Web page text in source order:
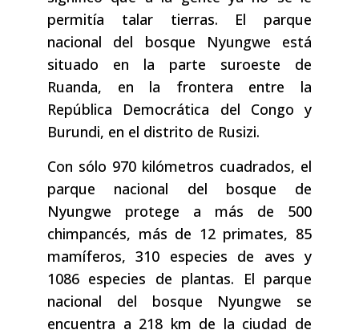
permitía talar tierras. El parque
nacional del bosque Nyungwe está
situado en la parte suroeste de
Ruanda, en la frontera entre la
República Democrática del Congo y
Burundi, en el distrito de Rusizi.
Con sólo 970 kilómetros cuadrados, el
parque nacional del bosque de
Nyungwe protege a más de 500
chimpancés, más de 12 primates, 85
mamíferos, 310 especies de aves y
1086 especies de plantas. El parque
nacional del bosque Nyungwe se
encuentra a 218 km de la ciudad de